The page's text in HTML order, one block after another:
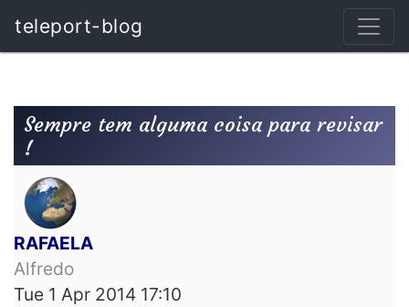
teleport-blog
Sempre tem alguma coisa para revisar
!
RAFAELA
Alfredo
Tue 1 Apr 2014 17:10